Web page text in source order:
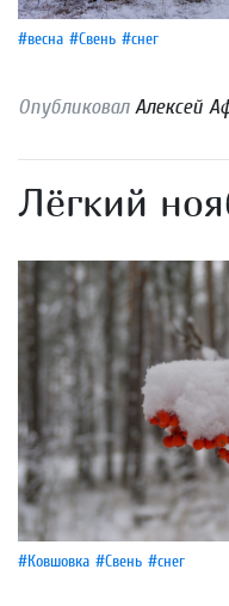
#весна #Свень #снег
ОпубликовалАлексей
Лёгкий
#Ковшовка #Свень #снег